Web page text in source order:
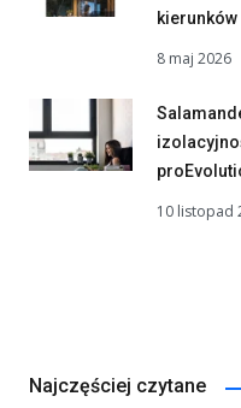
8 maj 2026
10 listopad
Najczęściej czytane